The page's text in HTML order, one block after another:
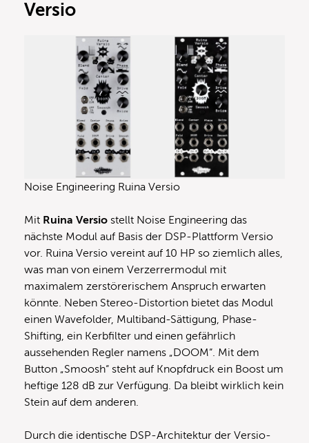
Versio
Noise Engineering Ruina Versio
Mit Ruina Versio stellt Noise Engineering das
nächste Modul auf Basis der DSP-Plattform Versio
vor. Ruina Versio vereint auf 10 HP so ziemlich alles,
was man von einem Verzerrermodul mit
maximalem zerstörerischem Anspruch erwarten
könnte. Neben Stereo-Distortion bietet das Modul
einen Wavefolder, Multiband-Sättigung, Phase-
Shifting, ein Kerbfilter und einen gefährlich
aussehenden Regler namens „DOOM“. Mit dem
Button „Smoosh“ steht auf Knopfdruck ein Boost um
heftige 128 dB zur Verfügung. Da bleibt wirklich kein
Stein auf dem anderen.
Durch die identische DSP-Architektur der Versio-